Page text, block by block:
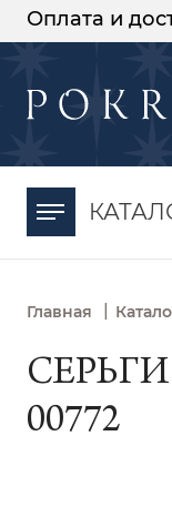
Оплата и
Главная |
00772
-30%
момента